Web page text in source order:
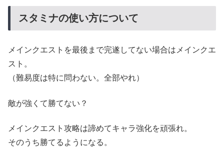
スタミナの使い方について
メインクエストを最後まで完遂してない場合はメインクエ
スト。
（難易度は特に問わない。全部やれ）
敵が強くて勝てない？
メインクエスト攻略は諦めてキャラ強化を頑張れ。
そのうち勝てるようになる。